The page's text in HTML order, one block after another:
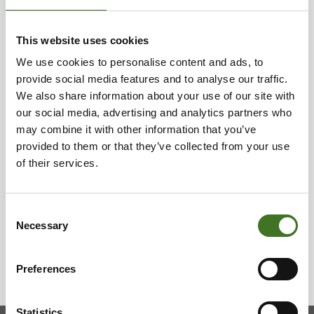
This website uses cookies
We use cookies to personalise content and ads, to
provide social media features and to analyse our traffic.
We also share information about your use of our site with
our social media, advertising and analytics partners who
may combine it with other information that you’ve
provided to them or that they’ve collected from your use
of their services.
Selection
Necessary
Preferences
La­jit­te­lua­se­mat
Rinki-eko­pis­teet
Pois­to­teks­tii­lin vas­taan­ot­to
Jä­te­neu­von­ta ja va­lis­tus